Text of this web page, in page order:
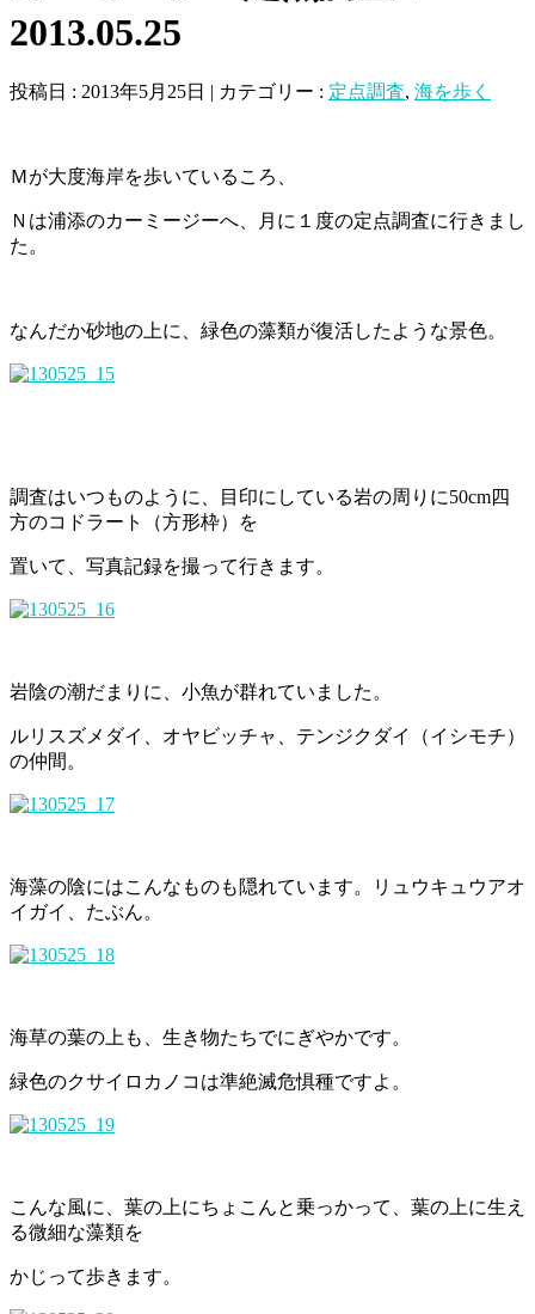
2013.05.25
投稿日 : 2013年5月25日 | カテゴリー : 定点調査, 海を歩く
Ｍが大度海岸を歩いているころ、
Ｎは浦添のカーミージーへ、月に１度の定点調査に行きまし
た。
なんだか砂地の上に、緑色の藻類が復活したような景色。
調査はいつものように、目印にしている岩の周りに50cm四
方のコドラート（方形枠）を
置いて、写真記録を撮って行きます。
岩陰の潮だまりに、小魚が群れていました。
ルリスズメダイ、オヤビッチャ、テンジクダイ（イシモチ）
の仲間。
海藻の陰にはこんなものも隠れています。リュウキュウアオ
イガイ、たぶん。
海草の葉の上も、生き物たちでにぎやかです。
緑色のクサイロカノコは準絶滅危惧種ですよ。
こんな風に、葉の上にちょこんと乗っかって、葉の上に生え
る微細な藻類を
かじって歩きます。